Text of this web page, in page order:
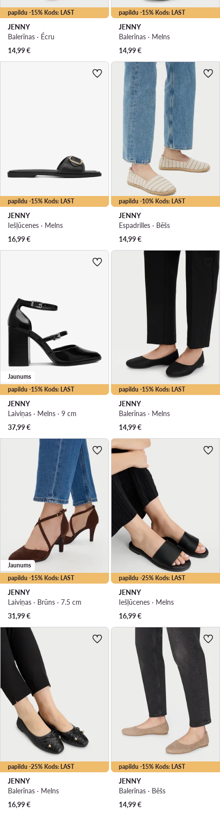
papildu -15% Kods: LAST
JENNY
Balerīnas · Écru
14,99€
papildu -15% Kods: LAST
JENNY
Balerīnas · Melns
14,99€
papildu -15% Kods: LAST
JENNY
Iešļūcenes · Melns
16,99€
papildu -10% Kods: LAST
JENNY
Espadrilles · Bēšs
14,99€
papildu -15% Kods: LAST
Jaunums
JENNY
Laiviņas · Melns · 9 cm
37,99€
papildu -15% Kods: LAST
JENNY
Balerīnas · Melns
14,99€
papildu -15% Kods: LAST
Jaunums
JENNY
Laiviņas · Brūns · 7.5 cm
31,99€
papildu -25% Kods: LAST
JENNY
Iešļūcenes · Melns
16,99€
papildu -25% Kods: LAST
JENNY
Balerīnas · Melns
16,99€
papildu -15% Kods: LAST
JENNY
Balerīnas · Bēšs
14,99€